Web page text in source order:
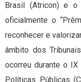
Brasil (Atricon) e o
oficialmente o
reconhecer e
âmbito dos
ocorreu durante o
Políticas Públicas